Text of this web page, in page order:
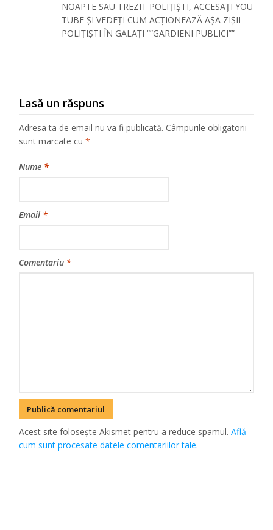
NOAPTE SAU TREZIT POLIȚIȘTI, ACCESAȚI YOU
TUBE ȘI VEDEȚI CUM ACȚIONEAZĂ AȘA ZIȘII
POLIȚIȘTI ÎN GALAȚI “”GARDIENI PUBLICI””
Lasă un răspuns
Adresa ta de email nu va fi publicată. Câmpurile obligatorii
sunt marcate cu*
Nume *
Email *
Comentariu *
Acest site folosește Akismet pentru a reduce spamul.Află
cum sunt procesate datele comentariilor tale.